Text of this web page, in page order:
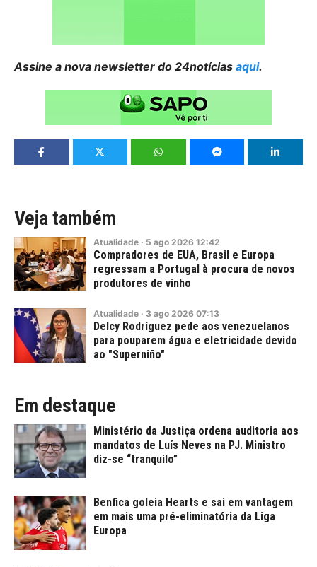
Assine a nova newsletter do 24notícias aqui.
Veja também
Atualidade · 5 ago 2026 12:42
Compradores de EUA, Brasil e Europa
regressam a Portugal à procura de novos
produtores de vinho
Atualidade · 3 ago 2026 07:13
Delcy Rodríguez pede aos venezuelanos
para pouparem água e eletricidade devido
ao "Superniño"
Em destaque
Ministério da Justiça ordena auditoria aos
mandatos de Luís Neves na PJ. Ministro
diz-se “tranquilo”
Benfica goleia Hearts e sai em vantagem
em mais uma pré-eliminatória da Liga
Europa